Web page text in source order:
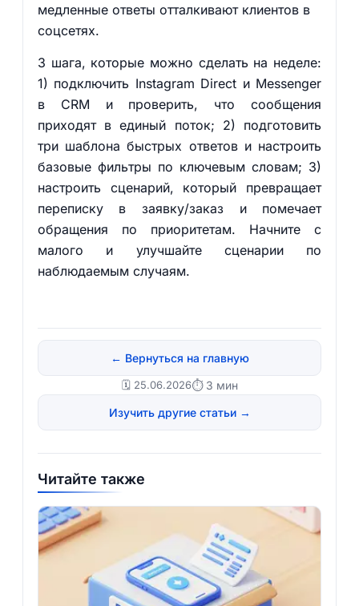
медленные ответы отталкивают клиентов в
соцсетях.
3 шага, которые можно сделать на неделе:
1) подключить Instagram Direct и Messenger
в CRM и проверить, что сообщения
приходят в единый поток; 2) подготовить
три шаблона быстрых ответов и настроить
базовые фильтры по ключевым словам; 3)
настроить сценарий, который превращает
переписку в заявку/заказ и помечает
обращения по приоритетам. Начните с
малого и улучшайте сценарии по
наблюдаемым случаям.
← Вернуться на главную
🗓️ 25.06.2026⏱ 3 мин
Изучить другие статьи →
Читайте также